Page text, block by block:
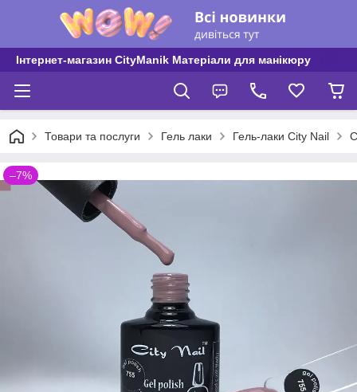
Інтернет-магазин CityManik Матеріали для манікюру
Товари та послуги Гель лаки Гель-лаки City Nail
–7%